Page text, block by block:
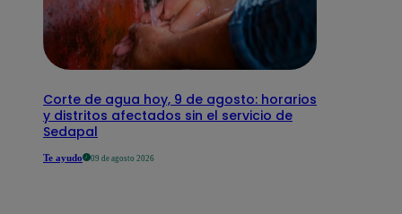
Corte de agua hoy, 9 de agosto: horarios
y distritos afectados sin el servicio de
Sedapal
Te ayudo 09 de agosto 2026